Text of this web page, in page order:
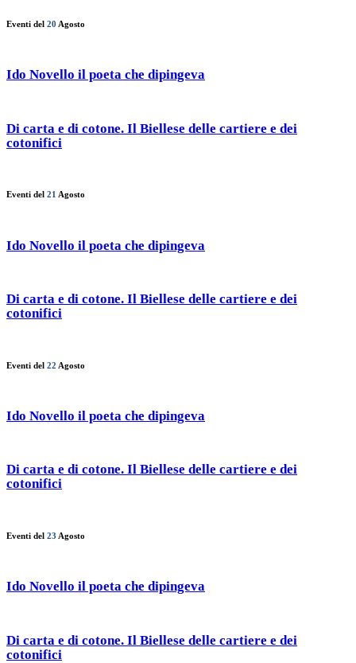
Eventi del 20 Agosto
Ido Novello il poeta che dipingeva
Di carta e di cotone. Il Biellese delle cartiere e dei
cotonifici
Eventi del 21 Agosto
Ido Novello il poeta che dipingeva
Di carta e di cotone. Il Biellese delle cartiere e dei
cotonifici
Eventi del 22 Agosto
Ido Novello il poeta che dipingeva
Di carta e di cotone. Il Biellese delle cartiere e dei
cotonifici
Eventi del 23 Agosto
Ido Novello il poeta che dipingeva
Di carta e di cotone. Il Biellese delle cartiere e dei
cotonifici